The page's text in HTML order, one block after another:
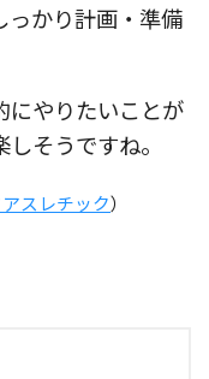
っかり計画・準備
にやりたいことが
そうですね。
スレチック）